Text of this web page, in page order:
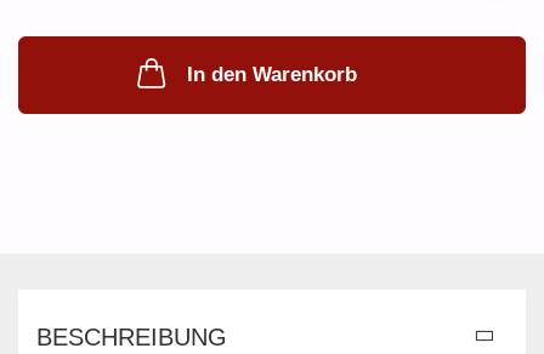
In den Warenkorb
BESCHREIBUNG